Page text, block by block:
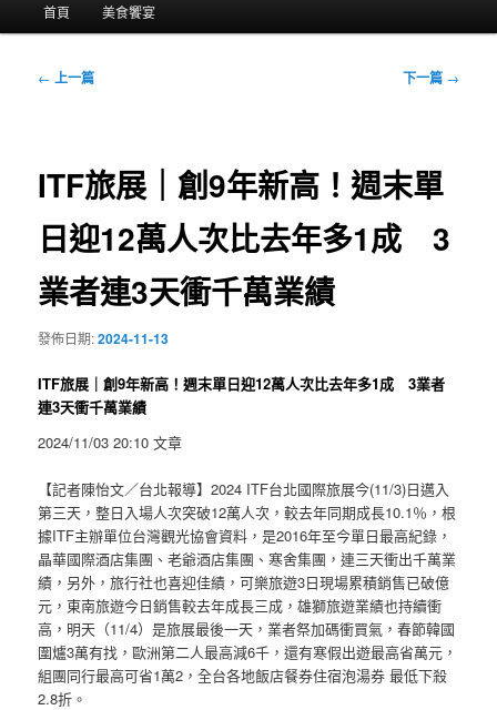
首頁 美食饗宴
文
← 上一篇 下一篇 →
ITF旅展｜創9年新高！週末單
日迎12萬人次比去年多1成 3
業者連3天衝千萬業績
發佈日期:2024-11-13
ITF旅展｜創9年新高！週末單日迎12萬人次比去年多1成 3業者
連3天衝千萬業績
2024/11/03 20:10 文章
【記者陳怡文／台北報導】2024 ITF台北國際旅展今(11/3)日邁入
第三天，整日入場人次突破12萬人次，較去年同期成長10.1％，根
據ITF主辦單位台灣觀光協會資料，是2016年至今單日最高紀錄，
晶華國際酒店集團、老爺酒店集團、寒舍集團，連三天衝出千萬業
績，另外，旅行社也喜迎佳績，可樂旅遊3日現場累積銷售已破億
元，東南旅遊今日銷售較去年成長三成，雄獅旅遊業績也持續衝
高，明天（11/4）是旅展最後一天，業者祭加碼衝買氣，春節韓國
圍爐3萬有找，歐洲第二人最高減6千，還有寒假出遊最高省萬元，
組團同行最高可省1萬2，全台各地飯店餐券住宿泡湯券 最低下殺
2.8折。